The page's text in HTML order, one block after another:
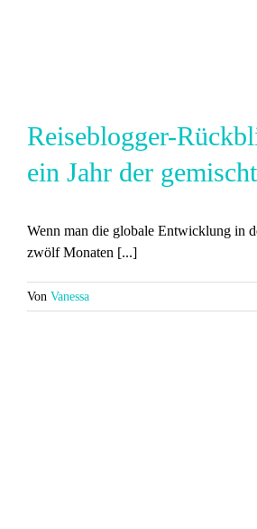
Reiseblogger-
ein Jahr der
Wenn man die globale Entwicklung in
zwölf Monaten [...]
Von Vanessa